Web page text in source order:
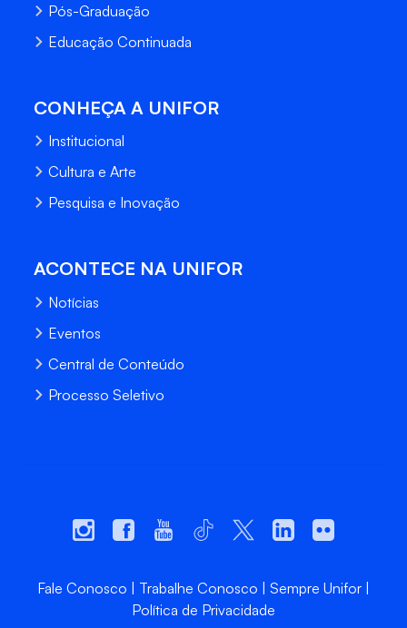
Pós-Graduação
Educação Continuada
CONHEÇA A UNIFOR
Institucional
Cultura e Arte
Pesquisa e Inovação
ACONTECE NA UNIFOR
Notícias
Eventos
Central de Conteúdo
Processo Seletivo
Fale Conosco Trabalhe Conosco
Sempre Unifor
Política de Privacidade